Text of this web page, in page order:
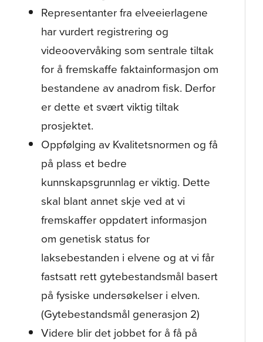
Representanter fra elveeierlagene
har vurdert registrering og
videoovervåking som sentrale tiltak
for å fremskaffe faktainformasjon om
bestandene av anadrom fisk. Derfor
er dette et svært viktig tiltak
prosjektet.
Oppfølging av Kvalitetsnormen og få
på plass et bedre
kunnskapsgrunnlag er viktig. Dette
skal blant annet skje ved at vi
fremskaffer oppdatert informasjon
om genetisk status for
laksebestanden i elvene og at vi får
fastsatt rett gytebestandsmål basert
på fysiske undersøkelser i elven.
(Gytebestandsmål generasjon 2)
Videre blir det jobbet for å få på